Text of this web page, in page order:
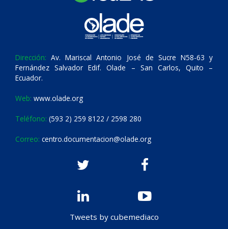
Dirección: Av. Mariscal Antonio José de Sucre N58-63 y
Fernández Salvador Edif. Olade – San Carlos, Quito –
Ecuador.
Web: www.olade.org
Teléfono: (593 2) 259 8122 / 2598 280
Correo: centro.documentacion@olade.org
Tweets by cubemediaco